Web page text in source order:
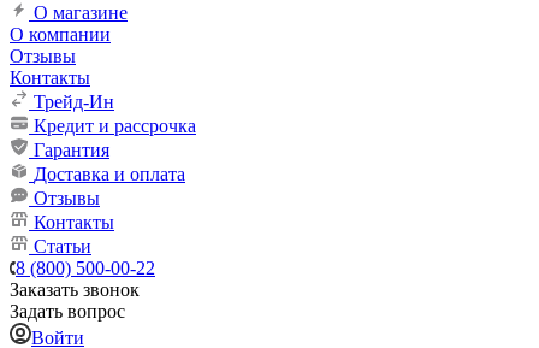
О магазине
О компании
Отзывы
Контакты
Трейд-Ин
Кредит и рассрочка
Гарантия
Доставка и оплата
Отзывы
Контакты
Статьи
8 (800) 500-00-22
Заказать звонок
Задать вопрос
Войти